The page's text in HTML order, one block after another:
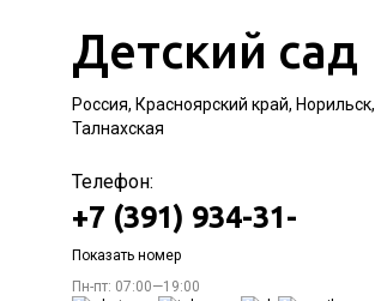
Детский сад
Россия, Красноярский край, Норильск,
Талнахская
Телефон:
+7 (391) 934-31-
Показать номер
Пн-пт: 07:00—19:00